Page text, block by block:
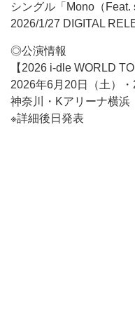
シングル「Mono（Feat.
2026/1/27 DIGITAL
◎公演情報
【2026 i-dle WORLD
2026年6月20日（土）・
神奈川・Kアリーナ横浜
※詳細後日発表